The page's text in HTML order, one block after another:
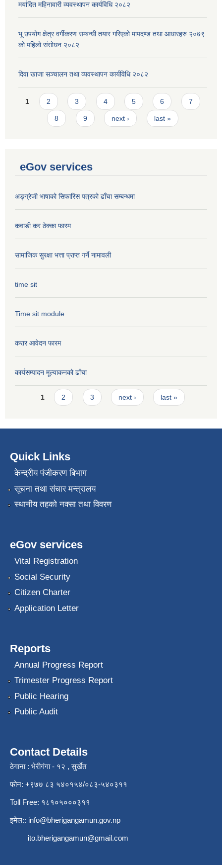
मर्यादित महिनावारी व्यवस्थापन कार्यविधि २०८२
भू उपयोग क्षेत्र वर्गीकरण सम्बन्धी तयार गरिएको मापदण्ड तथा आधारहरु २०७९
को पहिलो संसोधन २०८२
दिवा खाजा सञ्चालन तथा व्यवस्थापन कार्यविधि २०८२
Pages
1 2 3 4 5 6 7
8 9 next › last »
eGov services
अङ्ग्रेजी भाषाको सिफारिस पत्रको ढाँचा सम्बन्धमा
कवाडी कर ठेक्का फारम
सामाजिक सुरक्षा भत्ता प्राप्त गर्ने नामावली
time sit
Time sit module
करार आवेदन फारम
कार्यसम्पादन मूल्या‌कनको ढाँचा
Pages
1 2 3 next › last »
Quick Links
केन्द्रीय पंजीकरण बिभाग
सूचना तथा संचार मन्त्रालय
स्थानीय तहको नक्सा तथा विवरण
eGov services
Vital Registration
Social Security
Citizen Charter
Application Letter
Reports
Annual Progress Report
Trimester Progress Report
Public Hearing
Public Audit
Contact Details
ठेगाना : भेरीगंगा - १२ , सुर्खेत
फोन: +९७७ ८३ ५४०१५४/०८३-५४०३११
Toll Free: १८१०५०००३११
इमेल:: info@bherigangamun.gov.np
ito.bherigangamun@gmail.com